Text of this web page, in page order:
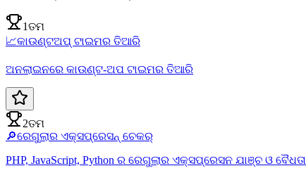
1ତମ
📈କାଉଣ୍ଟଅପ୍ ଟାଇମର ତିଆରି
ଅନଲାଇନରେ କାଉଣ୍ଟ-ଅପ ଟାଇମର ତିଆରି
2ତମ
🔎ରେଗୁଲାର ଏକ୍ସପ୍ରେସନ୍ ଚେକର୍
PHP, JavaScript, Python ର ରେଗୁଲାର ଏକ୍ସପ୍ରେସନ ଯାଞ୍ଚ ଓ ବୈଧତା